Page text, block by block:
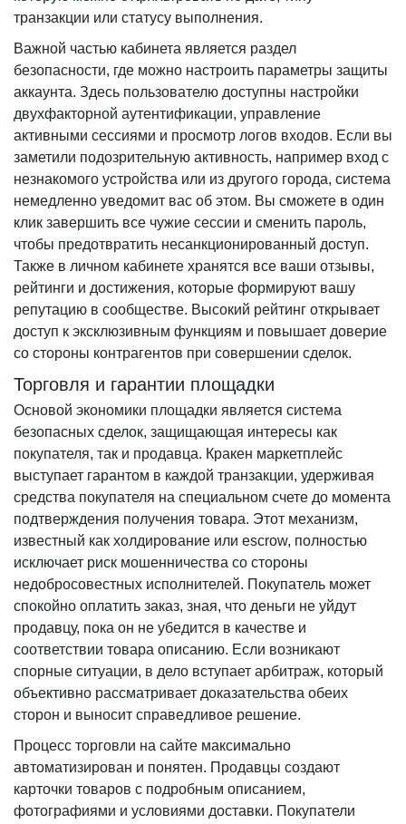
транзакции или статусу выполнения.
Важной частью кабинета является раздел
безопасности, где можно настроить параметры защиты
аккаунта. Здесь пользователю доступны настройки
двухфакторной аутентификации, управление
активными сессиями и просмотр логов входов. Если вы
заметили подозрительную активность, например вход с
незнакомого устройства или из другого города, система
немедленно уведомит вас об этом. Вы сможете в один
клик завершить все чужие сессии и сменить пароль,
чтобы предотвратить несанкционированный доступ.
Также в личном кабинете хранятся все ваши отзывы,
рейтинги и достижения, которые формируют вашу
репутацию в сообществе. Высокий рейтинг открывает
доступ к эксклюзивным функциям и повышает доверие
со стороны контрагентов при совершении сделок.
Торговля и гарантии площадки
Основой экономики площадки является система
безопасных сделок, защищающая интересы как
покупателя, так и продавца. Кракен маркетплейс
выступает гарантом в каждой транзакции, удерживая
средства покупателя на специальном счете до момента
подтверждения получения товара. Этот механизм,
известный как холдирование или escrow, полностью
исключает риск мошенничества со стороны
недобросовестных исполнителей. Покупатель может
спокойно оплатить заказ, зная, что деньги не уйдут
продавцу, пока он не убедится в качестве и
соответствии товара описанию. Если возникают
спорные ситуации, в дело вступает арбитраж, который
объективно рассматривает доказательства обеих
сторон и выносит справедливое решение.
Процесс торговли на сайте максимально
автоматизирован и понятен. Продавцы создают
карточки товаров с подробным описанием,
фотографиями и условиями доставки. Покупатели